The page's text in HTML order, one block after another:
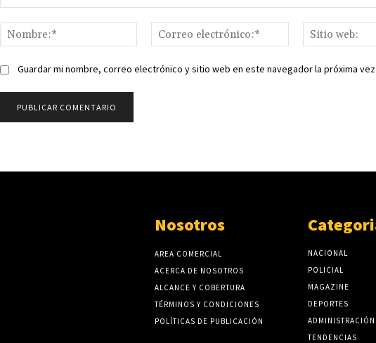
Nombre:*
Correo
electrónico:*
Guardar mi nombre, correo electrónico y sitio web en este navegador la próxima
Nosotros
AREA COMERCIAL
ACERCA DE NOSOTROS
ALCANCE Y COBERTURA
TÉRMINOS Y CONDICIONES
POLÍTICAS DE PUBLICACIÓN
NACIONAL
POLICIAL
MAGAZINE
DEPORTES
TENDENCIAS